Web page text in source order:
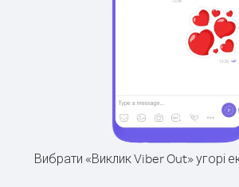
Вибрати «Виклик Viber Out» угорі